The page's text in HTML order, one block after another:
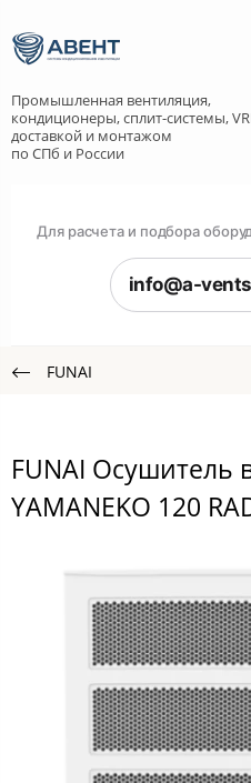
Промышленная вентиляция,
кондиционеры, сплит-системы,
доставкой и монтажом
по СПб и России
Для расчета и подбора
info@a-
FUNAI
FUNAI Осушитель
YAMANEKO 120